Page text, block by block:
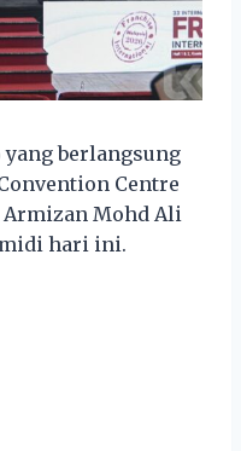
berlangsung
Centre
Mohd Ali
hari ini.